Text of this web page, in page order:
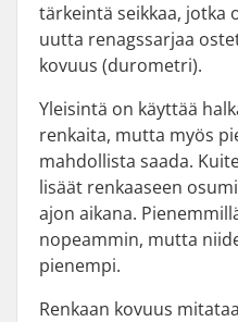
tärkeintä seikkaa, jotka
uutta renagssarjaa
kovuus (durometri).
Yleisintä on käyttää
renkaita, mutta myös
mahdollista saada.
lisäät renkaaseen
ajon aikana.
nopeammin, mutta
pienempi.
Renkaan kovuus